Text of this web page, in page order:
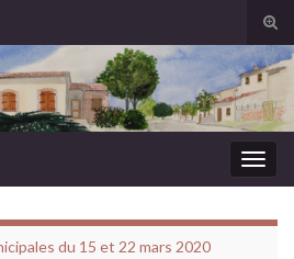
du 15 et 22 mars 2020